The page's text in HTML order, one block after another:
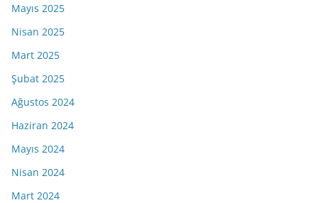
Mayıs 2025
Nisan 2025
Mart 2025
Şubat 2025
Ağustos 2024
Haziran 2024
Mayıs 2024
Nisan 2024
Mart 2024